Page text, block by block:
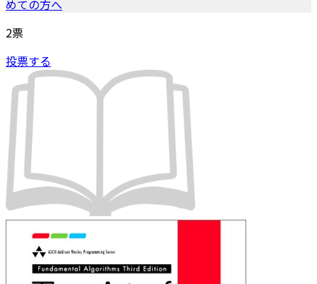
めての方へ
2票
投票する